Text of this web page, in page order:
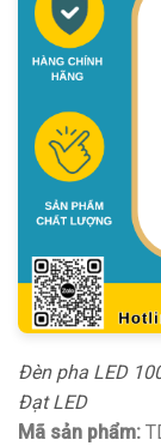
Đèn pha LED
Đạt LED
Mã sản phẩm: